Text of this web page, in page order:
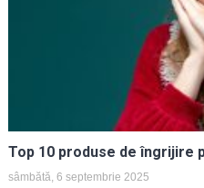
Top 10 produse de îngrijire
sâmbătă, 6 septembrie 2025